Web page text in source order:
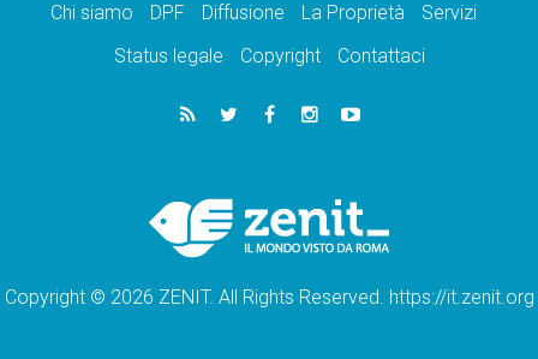
Chi siamo DPF Diffusione La Proprietà
Servizi
Status legale
Copyright Contattaci
Copyright © 2026 ZENIT. All Rights Reserved. https://it.zenit.org